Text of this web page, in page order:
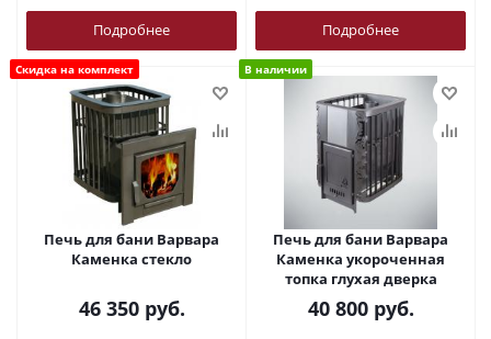
Подробнее Подробнее
Скидка на комплект
Печь для бани Варвара
Каменка стекло
46 350руб.
В наличии
Печь для бани Варвара
Каменка укороченная
топка глухая дверка
40 800руб.